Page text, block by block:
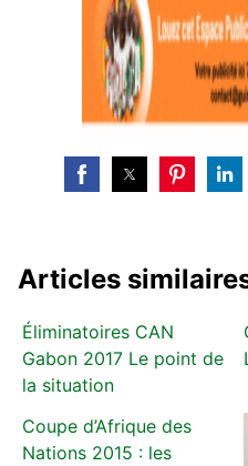
Articles
Éliminatoires CAN
Gabon 2017 Le point de
la situation
Coupe d’Afrique des
Nations 2015 : les